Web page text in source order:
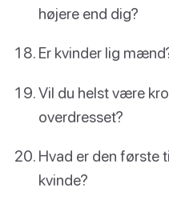
højere end dig?
Er kvinder lig
Vil du helst være
overdresset?
Hvad er den første
kvinde?